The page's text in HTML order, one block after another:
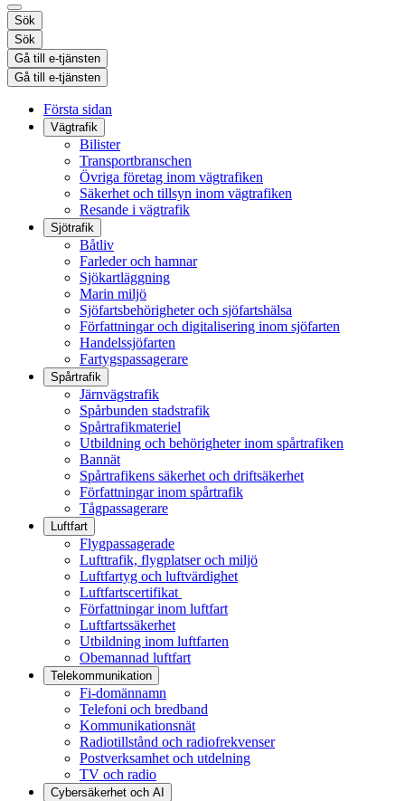
Sök
Sök
Gå till e-tjänsten
Gå till e-tjänsten
Första sidan
Vägtrafik
Bilister
Transportbranschen
Övriga företag inom vägtrafiken
Säkerhet och tillsyn inom vägtrafiken
Resande i vägtrafik
Sjötrafik
Båtliv
Farleder och hamnar
Sjökartläggning
Marin miljö
Sjöfartsbehörigheter och sjöfartshälsa
Författningar och digitalisering inom sjöfarten
Handelssjöfarten
Fartygspassagerare
Spårtrafik
Järnvägstrafik
Spårbunden stadstrafik
Spårtrafikmateriel
Utbildning och behörigheter inom spårtrafiken
Bannät
Spårtrafikens säkerhet och driftsäkerhet
Författningar inom spårtrafik
Tågpassagerare
Luftfart
Flygpassagerade
Lufttrafik, flygplatser och miljö
Luftfartyg och luftvärdighet
Luftfartscertifikat
Författningar inom luftfart
Luftfartssäkerhet
Utbildning inom luftfarten
Obemannad luftfart
Telekommunikation
Fi-domännamn
Telefoni och bredband
Kommunikationsnät
Radiotillstånd och radiofrekvenser
Postverksamhet och utdelning
TV och radio
Cybersäkerhet och AI